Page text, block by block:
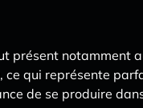
présent notamment
, ce qui représente
de se produire